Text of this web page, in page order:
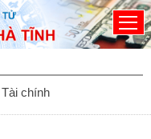
chính